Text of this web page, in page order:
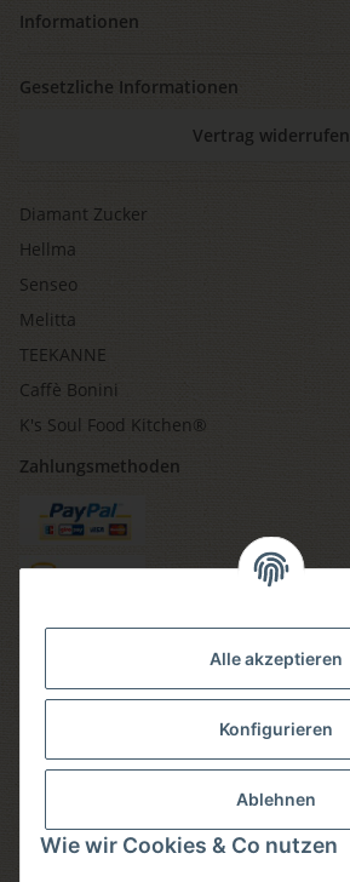
Alle akzeptieren
Konfigurieren
Ablehnen
Wie wir Cookies & Co nutzen
Informationen
Gesetzliche Informationen
Vertrag widerrufen
Diamant Zucker
Hellma
Senseo
Melitta
TEEKANNE
Caffè Bonini
K's Soul Food Kitchen®
Zahlungsmethoden
Versandmethoden